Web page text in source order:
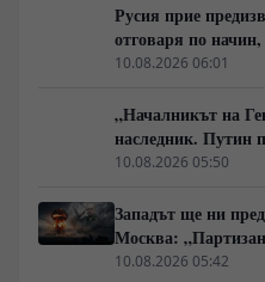
Русия прие
отговаря по
могъл да предвиди.
10.08.2026 06:01
„Началникът на
наследник. Путин
вътрешна
Украйна?“
10.08.2026 05:50
Западът ще ни
Москва:
всеобхватната
10.08.2026 05:42